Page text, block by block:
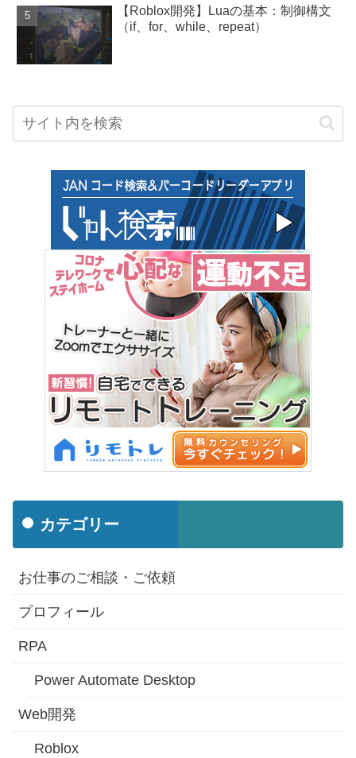
【Roblox開発】Luaの基本：制御構文
（if、for、while、repeat）
カテゴリー
お仕事のご相談・ご依頼
プロフィール
RPA
Power Automate Desktop
Web開発
Roblox